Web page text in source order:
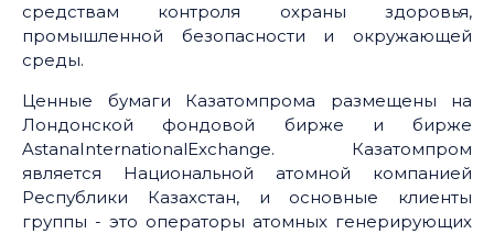
средствам контроля охраны здоровья,
промышленной безопасности и окружающей
среды.
Ценные бумаги Казатомпрома размещены на
Лондонской фондовой бирже и бирже
AstanaInternationalExchange. Казатомпром
является Национальной атомной компанией
Республики Казахстан, и основные клиенты
группы - это операторы атомных генерирующих